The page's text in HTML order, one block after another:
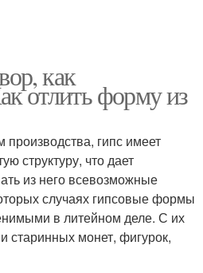
как
отлить форму из
гипс имеет
структуру, что дает
из него всевозможные
случаях гипсовые формы
в литейном деле. С их
старинных монет, фигурок,